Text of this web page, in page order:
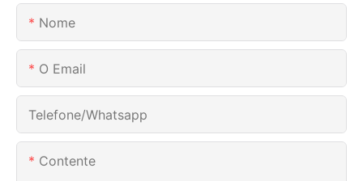
Nome
O Email
Telefone/whatsapp
Contente